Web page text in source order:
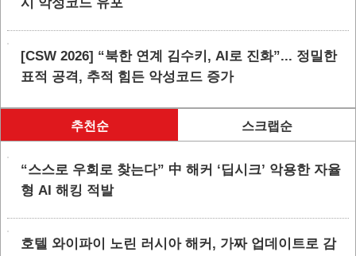
[CSW 2026] “북한 연계 김수키, AI로 진화”... 정밀한
표적 공격, 추적 힘든 악성코드 증가
추천순 스크랩순
“스스로 우회로 찾는다” 中 해커 ‘딥시크’ 악용한 자율
형 AI 해킹 적발
호텔 와이파이 노린 러시아 해커, 가짜 업데이트로 감